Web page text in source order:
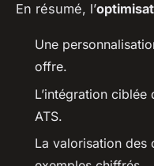
En résumé, l’
Une
offre.
L’intégration
ATS.
La valorisation des